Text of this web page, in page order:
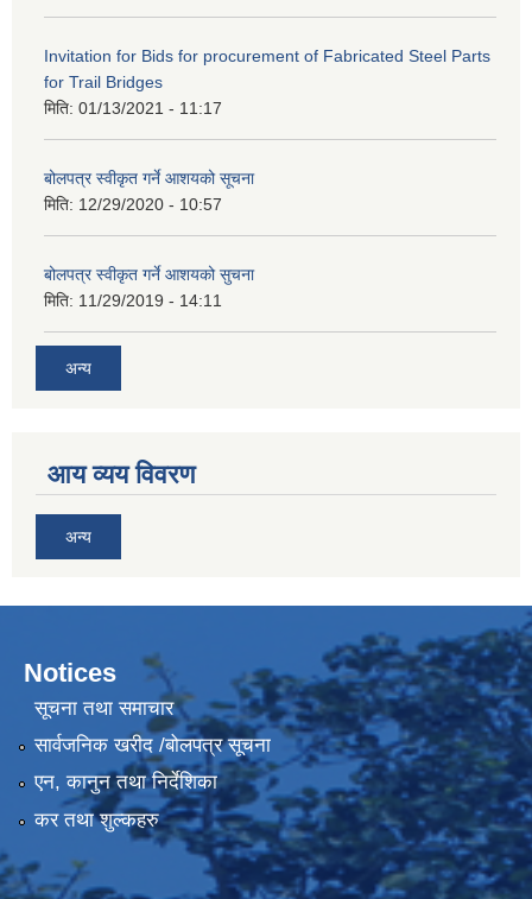
Invitation for Bids for procurement of Fabricated Steel Parts
for Trail Bridges
मिति: 01/13/2021 - 11:17
बोलपत्र स्वीकृत गर्ने आशयको सूचना
मिति: 12/29/2020 - 10:57
बोलपत्र स्वीकृत गर्ने आशयको सुचना
मिति: 11/29/2019 - 14:11
अन्य
आय व्यय विवरण
अन्य
Notices
सूचना तथा समाचार
सार्वजनिक खरीद /बोलपत्र सूचना
एन, कानुन तथा निर्देशिका
कर तथा शुल्कहरु